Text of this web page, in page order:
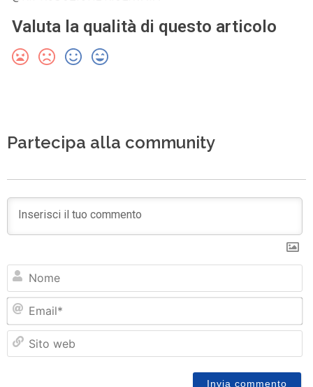
Valuta la qualità di questo articolo
Partecipa alla community